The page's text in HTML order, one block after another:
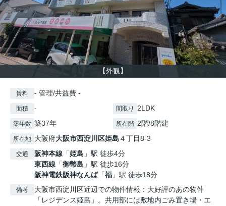
【外観】
賃料 - 管理/共益費 -
面積 - 間取り 2LDK
築年数 築37年 所在階 2階/8階建
所在地 大阪府大阪市西淀川区姫島 ４丁目8-3
交通 阪神本線 「姫島 」駅 徒歩4分
東西線 「御幣島 」駅 徒歩16分
阪神電鉄阪神なんば「福 」駅 徒歩18分
備考
大阪市西淀川区近辺での物件情報：大好評のあの物件
「レジデンス姫島」。共用部には敷地内ごみ置き場・エ